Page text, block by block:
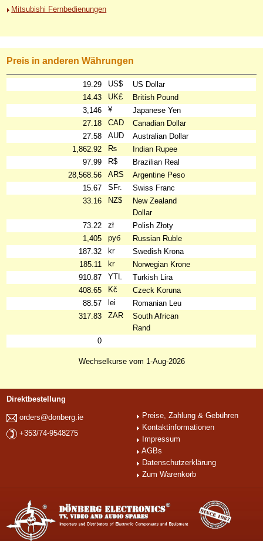
Mitsubishi Fernbedienungen
Preis in anderen Währungen
19.29 US$
US Dollar
14.43
UK£
British Pound
3,146
¥
Japanese Yen
27.18
CAD
Canadian Dollar
27.58
AUD
Australian Dollar
1,862.92
₨
Indian Rupee
97.99
R$
Brazilian Real
28,568.56
ARS
Argentine Peso
15.67
SFr.
Swiss Franc
33.16
NZ$
New Zealand
Dollar
73.22
zł
Polish Złoty
1,405
руб
Russian Ruble
187.32
kr
Swedish Krona
185.11
kr
Norwegian Krone
910.87
YTL
Turkish Lira
408.65
Kč
Czeck Koruna
88.57
lei
Romanian Leu
317.83
ZAR
South African
Rand
0
Wechselkurse vom 1-Aug-2026
Direktbestellung
orders@donberg.ie
+353/74-9548275
Preise, Zahlung & Gebühren
Kontaktinformationen
Impressum
AGBs
Datenschutzerklärung
Zum Warenkorb